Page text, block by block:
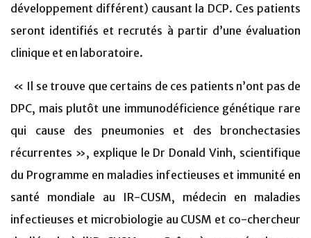
développement différent) causant la DCP. Ces patients
seront identifiés et recrutés à partir d’une évaluation
clinique et en laboratoire.
« Il se trouve que certains de ces patients n’ont pas de
DPC, mais plutôt une immunodéficience génétique rare
qui cause des pneumonies et des bronchectasies
récurrentes », explique le Dr Donald Vinh, scientifique
du Programme en maladies infectieuses et immunité en
santé mondiale au IR-CUSM, médecin en maladies
infectieuses et microbiologie au CUSM et co-chercheur